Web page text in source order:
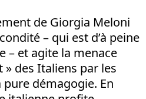
de Giorgia Meloni
– qui est d’à peine
– et agite la menace
» des Italiens par les
pure démagogie. En